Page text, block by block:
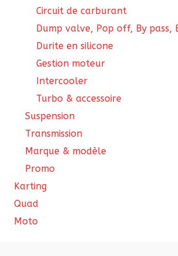
Circuit de carburant
Dump valve, Pop off, By pass,
Durite en silicone
Gestion moteur
Intercooler
Turbo & accessoire
Suspension
Transmission
Marque & modèle
Promo
Karting
Quad
Moto